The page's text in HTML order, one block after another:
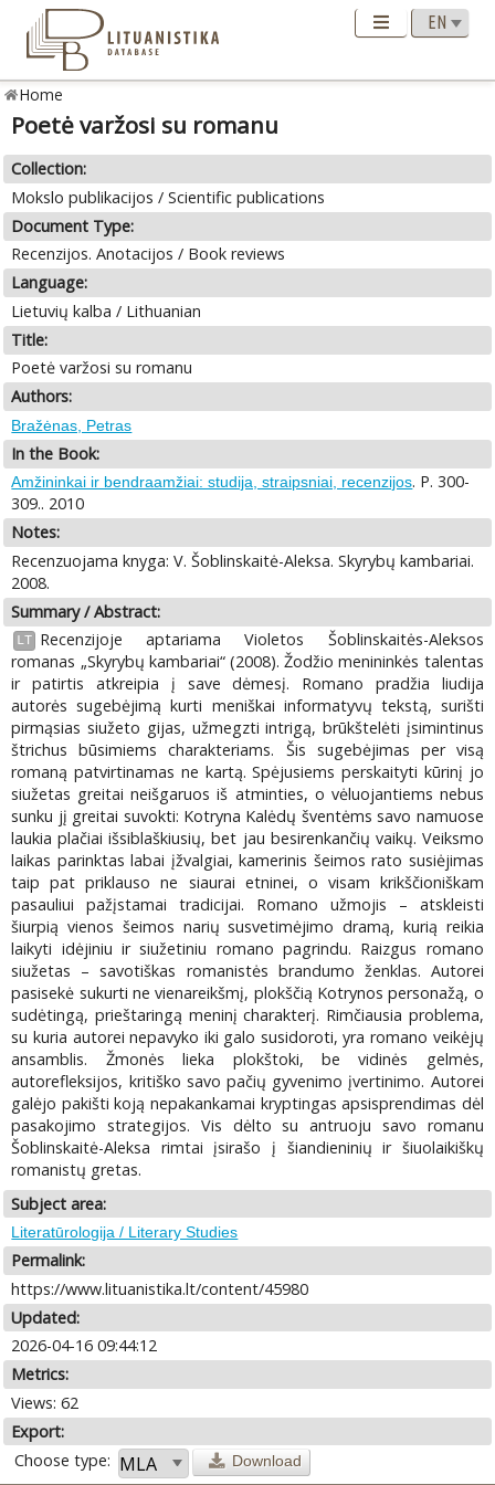
Home
Poetė varžosi su romanu
Collection:
Mokslo publikacijos / Scientific publications
Document Type:
Recenzijos. Anotacijos / Book reviews
Language:
Lietuvių kalba / Lithuanian
Title:
Poetė varžosi su romanu
Authors:
Bražėnas, Petras
In the Book:
Amžininkai ir bendraamžiai: studija, straipsniai, recenzijos. P. 300-
309.. 2010
Notes:
Recenzuojama knyga: V. Šoblinskaitė-Aleksa. Skyrybų kambariai.
2008.
Summary / Abstract:
LT
Recenzijoje aptariama Violetos Šoblinskaitės-Aleksos
romanas „Skyrybų kambariai“ (2008). Žodžio menininkės talentas
ir patirtis atkreipia į save dėmesį. Romano pradžia liudija
autorės sugebėjimą kurti meniškai informatyvų tekstą, surišti
pirmąsias siužeto gijas, užmegzti intrigą, brūkštelėti įsimintinus
štrichus būsimiems charakteriams. Šis sugebėjimas per visą
romaną patvirtinamas ne kartą. Spėjusiems perskaityti kūrinį jo
siužetas greitai neišgaruos iš atminties, o vėluojantiems nebus
sunku jį greitai suvokti: Kotryna Kalėdų šventėms savo namuose
laukia plačiai išsiblaškiusių, bet jau besirenkančių vaikų. Veiksmo
laikas parinktas labai įžvalgiai, kamerinis šeimos rato susiėjimas
taip pat priklauso ne siaurai etninei, o visam krikščioniškam
pasauliui pažįstamai tradicijai. Romano užmojis – atskleisti
šiurpią vienos šeimos narių susvetimėjimo dramą, kurią reikia
laikyti idėjiniu ir siužetiniu romano pagrindu. Raizgus romano
siužetas – savotiškas romanistės brandumo ženklas. Autorei
pasisekė sukurti ne vienareikšmį, plokščią Kotrynos personažą, o
sudėtingą, prieštaringą meninį charakterį. Rimčiausia problema,
su kuria autorei nepavyko iki galo susidoroti, yra romano veikėjų
ansamblis. Žmonės lieka plokštoki, be vidinės gelmės,
autorefleksijos, kritiško savo pačių gyvenimo įvertinimo. Autorei
galėjo pakišti koją nepakankamai kryptingas apsisprendimas dėl
pasakojimo strategijos. Vis dėlto su antruoju savo romanu
Šoblinskaitė-Aleksa rimtai įsirašo į šiandieninių ir šiuolaikiškų
romanistų gretas.
Subject area:
Literatūrologija / Literary Studies
Permalink:
https://www.lituanistika.lt/content/45980
Updated:
2026-04-16 09:44:12
Metrics:
Views: 62
Export:
Choose type:
Download